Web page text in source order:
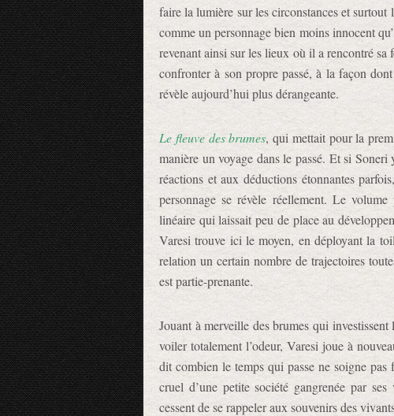
faire la lumière sur les circonstances et
comme un personnage bien moins innocent
revenant ainsi sur les lieux où il a rencontré sa
confronter à son propre passé, à la façon
révèle aujourd’hui plus dérangeante.
Le fleuve des brumes, qui mettait pour la
manière un voyage dans le passé. Et si
réactions et aux déductions étonnantes
personnage se révèle réellement. Le
linéaire qui laissait peu de place au
Varesi trouve ici le moyen, en déployant la
relation un certain nombre de trajectoires
est partie-prenante.
Jouant à merveille des brumes qui
voiler totalement l’odeur, Varesi joue à
dit combien le temps qui passe ne soigne
cruel d’une petite société gangrenée par
cessent de se rappeler aux souvenirs des